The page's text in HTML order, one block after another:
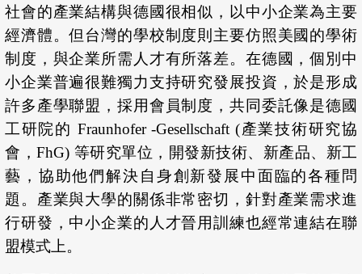
社會的產業結構與德國很相似，以中小企業為主要
經濟體。但台灣的學校制度則主要仿照美國的學術
制度，與企業所需人才有所落差。在德國，個別中
小企業普遍很難獨力支持研究發展投資，於是形成
許多產學聯盟，採用會員制度，共同委託像是德國
工研院的 Fraunhofer -Gesellschaft (產業技術研究協
會，FhG) 等研究單位，開發新技術、新產品、新工
藝，協助他們解決自身創新發展中面臨的各種問
題。產業與大學的關係非常密切，針對產業需求進
行研發，中小企業的人才晉用訓練也經常連結在聯
盟模式上。